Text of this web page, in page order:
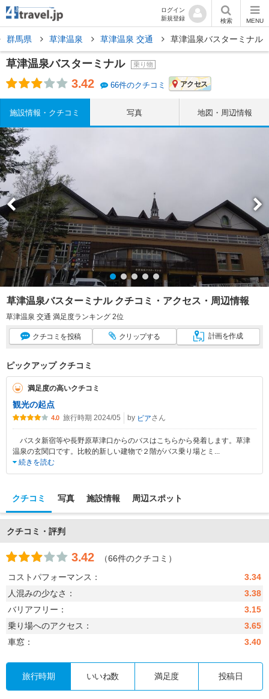
ログイン
新規登録
検索 MENU
群馬県 草津温泉 草津温泉 交通 草津温泉バスターミナル
草津温泉バスターミナル 乗り物
3.42 66件のクチコミ アクセス
施設情報・クチコミ 写真 地図・周辺情報
草津温泉バスターミナル クチコミ・アクセス・周辺情報
草津温泉 交通 満足度ランキング 2位
クチコミ を投稿 クリップする 計画を作成
ピックアップ クチコミ
満足度の高いクチコミ
観光の起点
4.0 旅行時期 2024/05 by ビアさん
バスタ新宿等や長野原草津口からのバスはこちらから発着します。草津
温泉の玄関口です。比較的新しい建物で２階がバス乗り場とミ ...
続きを読む
クチコミ 写真 施設情報 周辺スポット
クチコミ・評判
3.42
（66件のクチコミ）
コストパフォーマンス：
3.34
人混みの少なさ：
3.38
バリアフリー：
3.15
乗り場へのアクセス：
3.65
車窓：
3.40
旅行時期 いいね数 満足度 投稿日